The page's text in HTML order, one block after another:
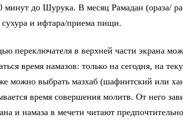
минут до Шурука. В месяц Рамадан (ораза/
и ифтара/приема пищи.
переключателя в верхней части экрана
время намазов: только на сегодня, на
можно выбрать мазхаб (шафиитский или
время совершения молитв. От него
и намаза в мечети читают